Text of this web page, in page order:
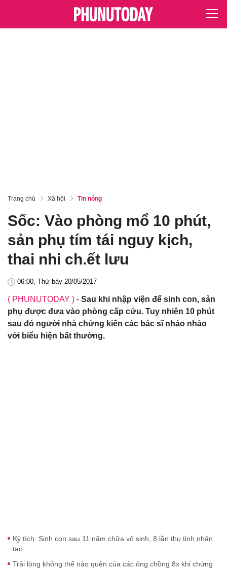
Trang chủ Xã hội Tin nóng
Sốc: Vào phòng mổ 10 phút,
sản phụ tím tái nguy kịch,
thai nhi ch.ết lưu
06:00, Thứ bảy 20/05/2017
( PHUNUTODAY ) - Sau khi nhập viện để sinh con, sản
phụ được đưa vào phòng cấp cứu. Tuy nhiên 10 phút
sau đó người nhà chứng kiến các bác sĩ nháo nhào
với biểu hiện bất thường.
Kỳ tích: Sinh con sau 11 năm chữa vô sinh, 8 lần thụ tinh nhân
tạo
Trải lòng không thể nào quên của các ông chồng 8x khi chứng